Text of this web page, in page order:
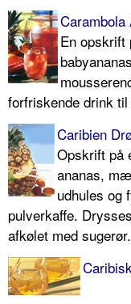
Carambola
En opskrift
forfriskende drink
Caribien
Opskrift på
ananas,
udhules og
pulverkaffe.
afkølet med sugerør.